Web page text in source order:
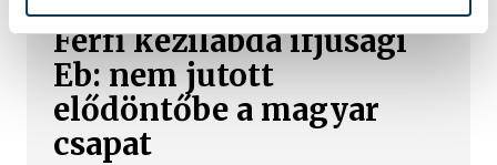
Férfi kézilabda ifjúsági
Eb: nem jutott
elődöntőbe a magyar
csapat